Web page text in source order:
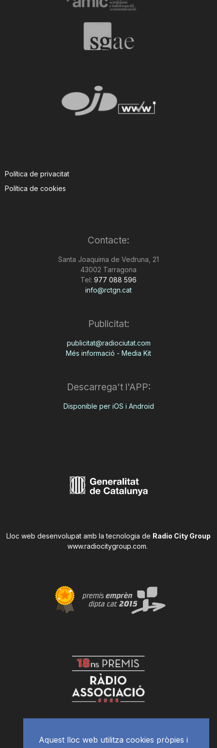
Política de privacitat
Política de cookies
Contacte:
Santa Joaquima de Vedruna, 21
43002 Tarragona
Tel: 977 088 596
info@rctgn.cat
Publicitat:
publicitat@radiociutat.com
Més informació - Media Kit
Descarrega't l'APP:
Disponible per iOS i Android
Lloc web desenvolupat amb la tecnologia de Radio City Group
www.radiocitygroup.com.
Aquest lloc web utilitza cookies pròpies i